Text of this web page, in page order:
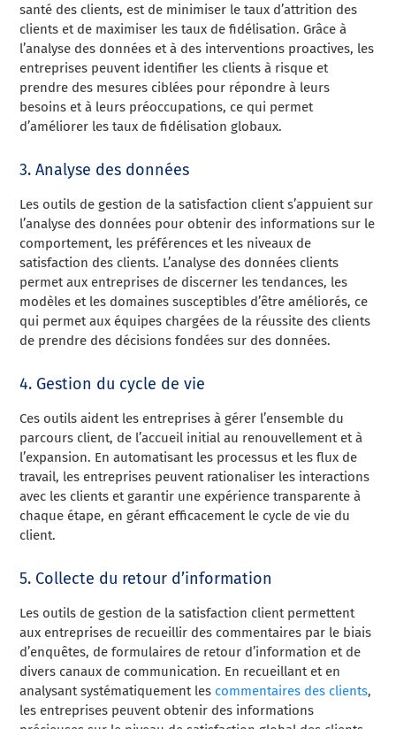
santé des clients, est de minimiser le taux d’attrition des
clients et de maximiser les taux de fidélisation. Grâce à
l’analyse des données et à des interventions proactives, les
entreprises peuvent identifier les clients à risque et
prendre des mesures ciblées pour répondre à leurs
besoins et à leurs préoccupations, ce qui permet
d’améliorer les taux de fidélisation globaux.
3. Analyse des données
Les outils de gestion de la satisfaction client s’appuient sur
l’analyse des données pour obtenir des informations sur le
comportement, les préférences et les niveaux de
satisfaction des clients. L’analyse des données clients
permet aux entreprises de discerner les tendances, les
modèles et les domaines susceptibles d’être améliorés, ce
qui permet aux équipes chargées de la réussite des clients
de prendre des décisions fondées sur des données.
4. Gestion du cycle de vie
Ces outils aident les entreprises à gérer l’ensemble du
parcours client, de l’accueil initial au renouvellement et à
l’expansion. En automatisant les processus et les flux de
travail, les entreprises peuvent rationaliser les interactions
avec les clients et garantir une expérience transparente à
chaque étape, en gérant efficacement le cycle de vie du
client.
5. Collecte du retour d’information
Les outils de gestion de la satisfaction client permettent
aux entreprises de recueillir des commentaires par le biais
d’enquêtes, de formulaires de retour d’information et de
divers canaux de communication. En recueillant et en
analysant systématiquement les commentaires des clients,
les entreprises peuvent obtenir des informations